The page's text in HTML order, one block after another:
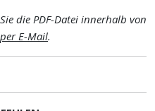
die PDF-Datei innerhalb von
per E-Mail.